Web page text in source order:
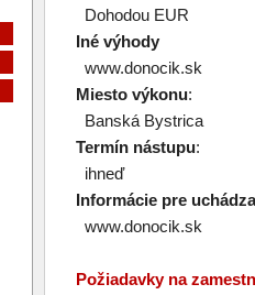
Dohodou EUR
Iné výhody
www.donocik.sk
Miesto výkonu:
Banská Bystrica
Termín nástupu:
ihneď
Informácie pre
www.donocik.sk
Požiadavky na